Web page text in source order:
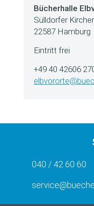
Bücherhalle
Sülldorfer
22587 Hamburg
Eintritt frei
+49 40 42606
040 / 42 60 60